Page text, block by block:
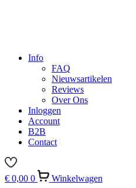
Info
FAQ
Nieuwsartikelen
Reviews
Over Ons
Inloggen
Account
B2B
Contact
€ 0,00 0
Winkelwagen